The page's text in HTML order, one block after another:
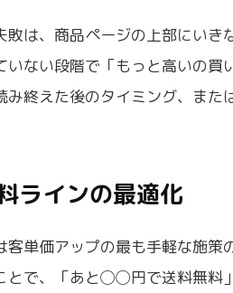
敗は、商品ページの上部にいき
いない段階で「もっと高いの買
み終えた後のタイミング、また
ラインの最適化
客単価アップの最も手軽な施策
とで、「あと◯◯円で送料無料